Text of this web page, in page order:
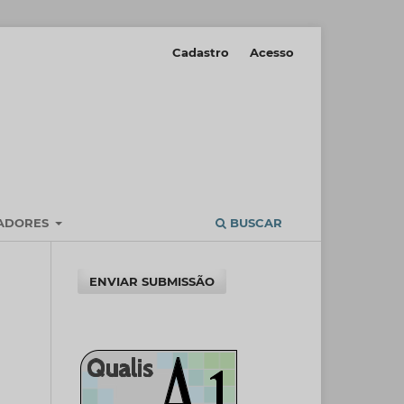
BUSCAR
Cadastro Acesso
ENVIAR SUBMISSÃO